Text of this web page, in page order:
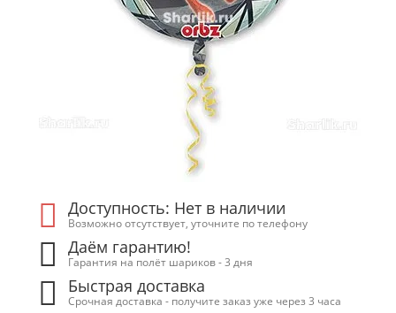
Доступность: Нет в наличии
Возможно отсутствует, уточните по телефону
Даём гарантию!
Гарантия на полёт шариков - 3 дня
Быстрая доставка
Срочная доставка - получите заказ уже через 3 часа